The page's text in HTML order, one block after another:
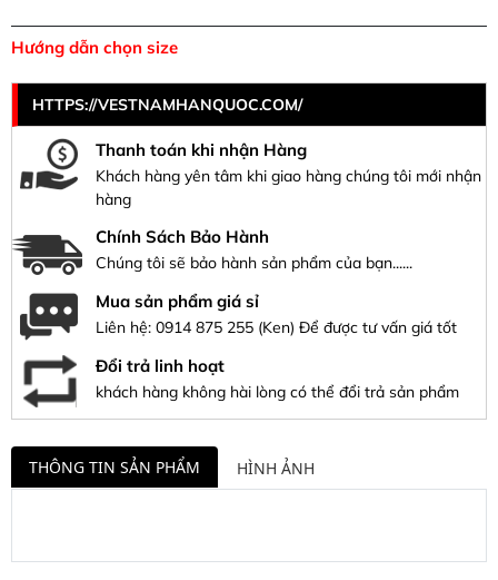
Hướng dẫn chọn size
HTTPS://VESTNAMHANQUOC.COM/
Thanh toán khi nhận Hàng
Khách hàng yên tâm khi giao hàng chúng tôi mới nhận
hàng
Chính Sách Bảo Hành
Chúng tôi sẽ bảo hành sản phẩm của bạn......
Mua sản phẩm giá sỉ
Liên hệ: 0914 875 255 (Ken) Để được tư vấn giá tốt
Đổi trả linh hoạt
khách hàng không hài lòng có thể đổi trả sản phẩm
THÔNG TIN SẢN PHẨM HÌNH ẢNH